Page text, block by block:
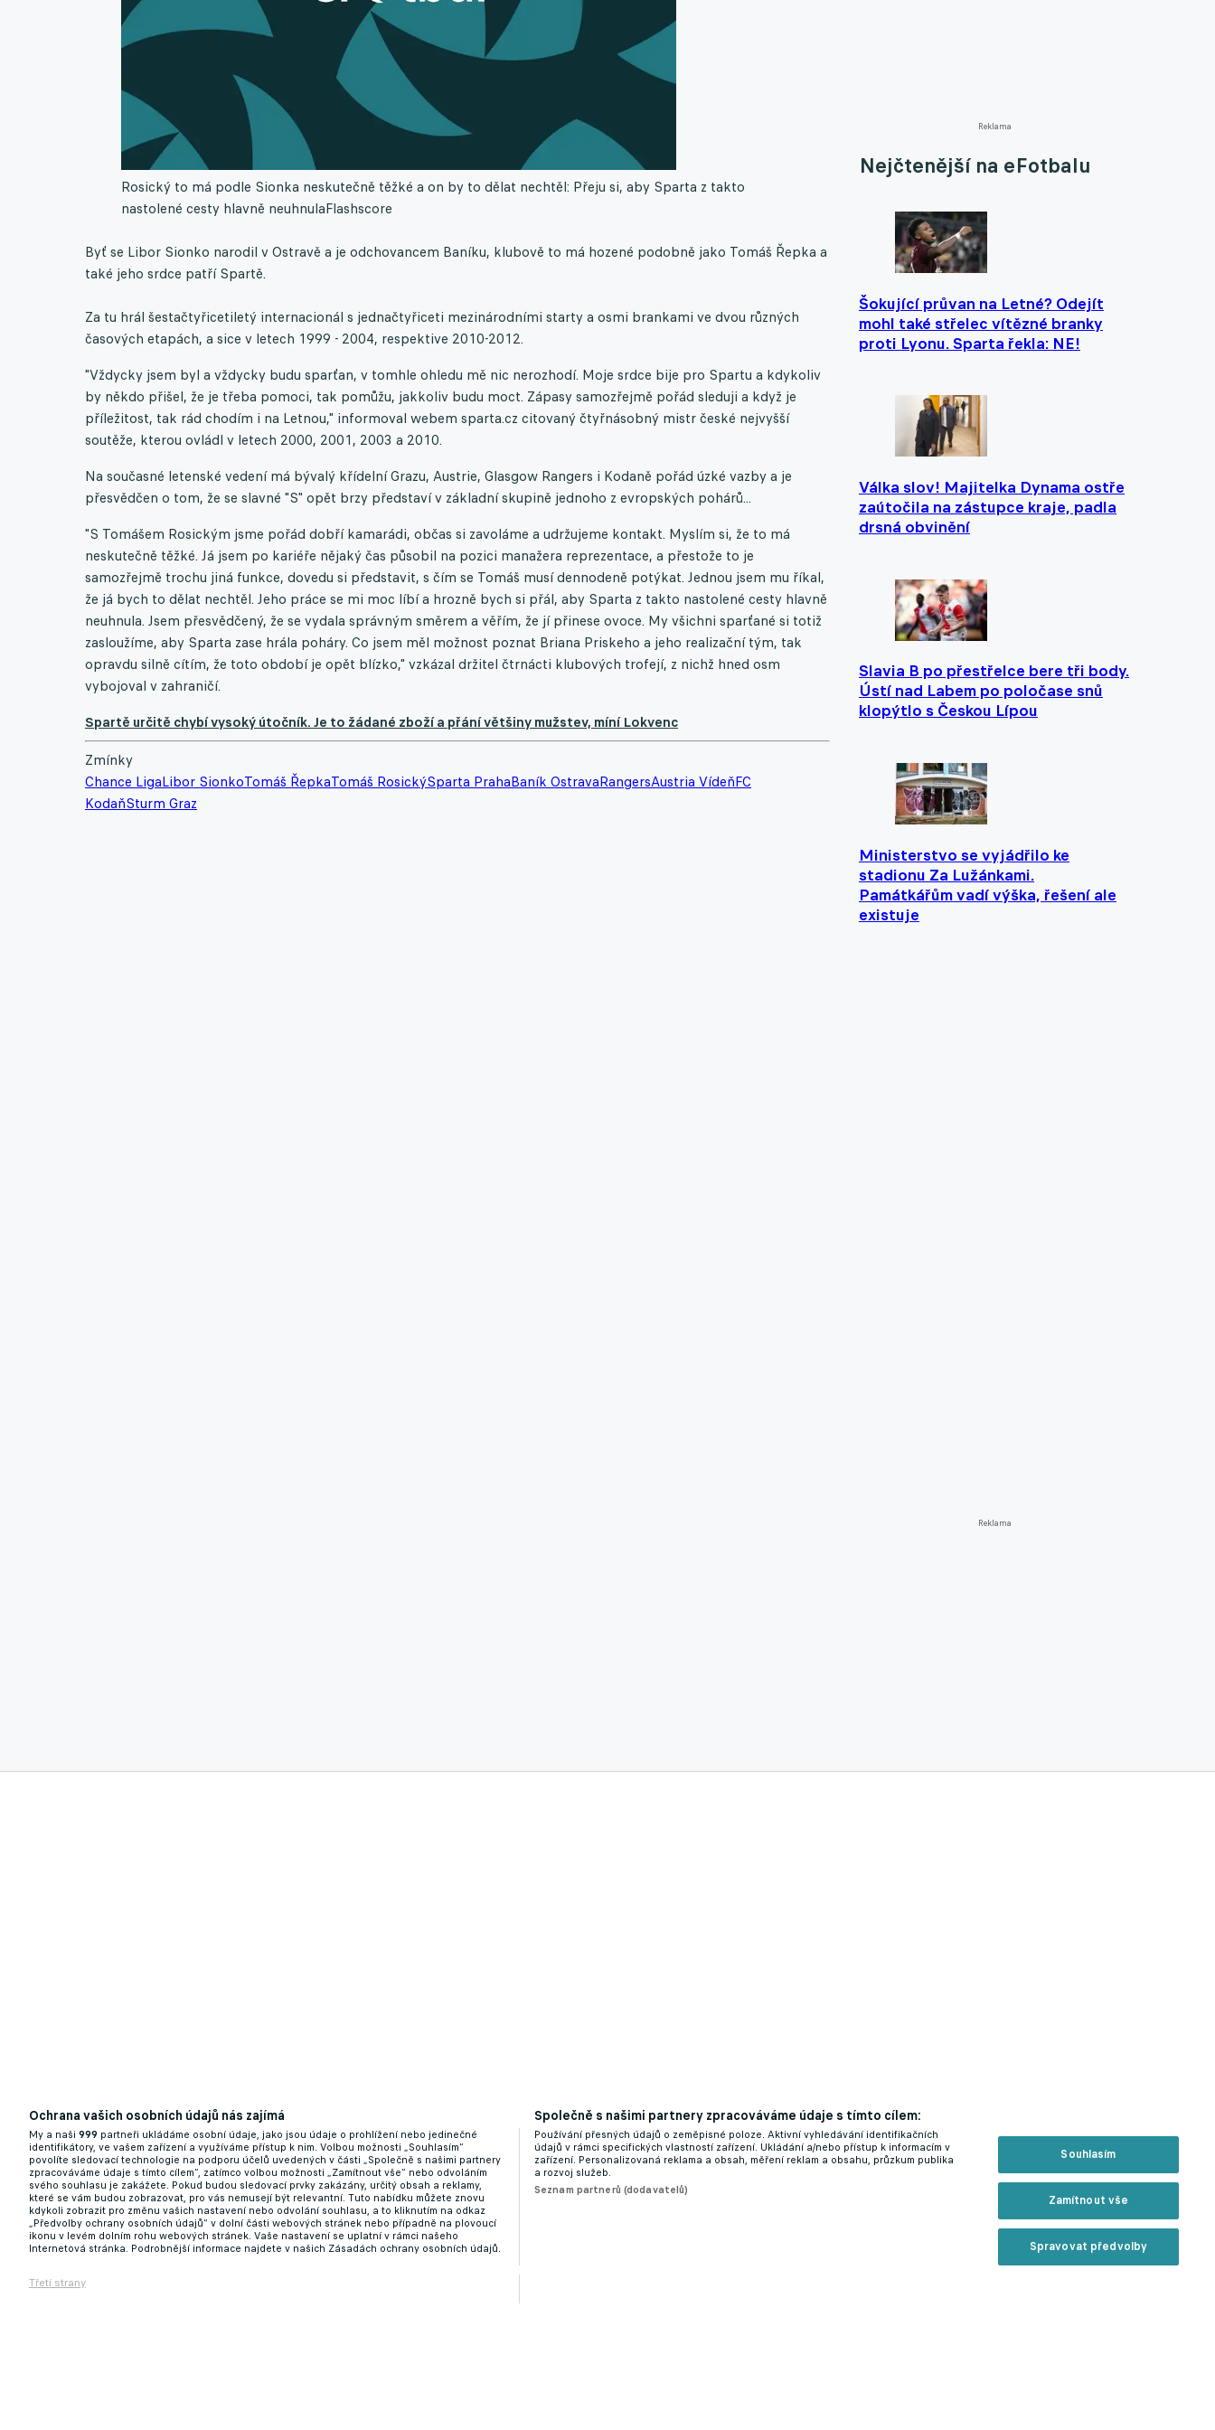
Reklama
Nejčtenější na eFotbalu
Šokující průvan na Letné? Odejít
mohl také střelec vítězné branky
proti Lyonu. Sparta řekla: NE!
Válka slov! Majitelka Dynama ostře
zaútočila na zástupce kraje, padla
drsná obvinění
Slavia B po přestřelce bere tři body.
Ústí nad Labem po poločase snů
klopýtlo s Českou Lípou
Ministerstvo se vyjádřilo ke
stadionu Za Lužánkami.
Památkářům vadí výška, řešení ale
existuje
Reklama
Rosický to má podle Sionka neskutečně těžké a on by to dělat nechtěl: Přeju si, aby Sparta z takto
nastolené cesty hlavně neuhnulaFlashscore
Byť se Libor Sionko narodil v Ostravě a je odchovancem Baníku, klubově to má hozené podobně jako Tomáš Řepka a
také jeho srdce patří Spartě.
Za tu hrál šestačtyřicetiletý internacionál s jednačtyřiceti mezinárodními starty a osmi brankami ve dvou různých
časových etapách, a sice v letech 1999 - 2004, respektive 2010-2012.
"Vždycky jsem byl a vždycky budu sparťan, v tomhle ohledu mě nic nerozhodí. Moje srdce bije pro Spartu a kdykoliv
by někdo přišel, že je třeba pomoci, tak pomůžu, jakkoliv budu moct. Zápasy samozřejmě pořád sleduji a když je
příležitost, tak rád chodím i na Letnou," informoval webem sparta.cz citovaný čtyřnásobný mistr české nejvyšší
soutěže, kterou ovládl v letech 2000, 2001, 2003 a 2010.
Na současné letenské vedení má bývalý křídelní Grazu, Austrie, Glasgow Rangers i Kodaně pořád úzké vazby a je
přesvědčen o tom, že se slavné "S" opět brzy představí v základní skupině jednoho z evropských pohárů...
"S Tomášem Rosickým jsme pořád dobří kamarádi, občas si zavoláme a udržujeme kontakt. Myslím si, že to má
neskutečně těžké. Já jsem po kariéře nějaký čas působil na pozici manažera reprezentace, a přestože to je
samozřejmě trochu jiná funkce, dovedu si představit, s čím se Tomáš musí dennodeně potýkat. Jednou jsem mu říkal,
že já bych to dělat nechtěl. Jeho práce se mi moc líbí a hrozně bych si přál, aby Sparta z takto nastolené cesty hlavně
neuhnula. Jsem přesvědčený, že se vydala správným směrem a věřím, že jí přinese ovoce. My všichni sparťané si totiž
zasloužíme, aby Sparta zase hrála poháry. Co jsem měl možnost poznat Briana Priskeho a jeho realizační tým, tak
opravdu silně cítím, že toto období je opět blízko," vzkázal držitel čtrnácti klubových trofejí, z nichž hned osm
vybojoval v zahraničí.
Spartě určitě chybí vysoký útočník. Je to žádané zboží a přání většiny mužstev, míní Lokvenc
Zmínky
Chance LigaLibor SionkoTomáš ŘepkaTomáš RosickýSparta PrahaBaník OstravaRangersAustria VídeňFC
KodaňSturm Graz
Ochrana vašich osobních údajů nás zajímá
My a naši 999 partneři ukládáme osobní údaje, jako jsou údaje o prohlížení nebo jedinečné
identifikátory, ve vašem zařízení a využíváme přístup k nim. Volbou možnosti „Souhlasím“
povolíte sledovací technologie na podporu účelů uvedených v části „Společně s našimi partnery
zpracováváme údaje s tímto cílem“, zatímco volbou možnosti „Zamítnout vše“ nebo odvoláním
svého souhlasu je zakážete. Pokud budou sledovací prvky zakázány, určitý obsah a reklamy,
které se vám budou zobrazovat, pro vás nemusejí být relevantní. Tuto nabídku můžete znovu
kdykoli zobrazit pro změnu vašich nastavení nebo odvolání souhlasu, a to kliknutím na odkaz
„Předvolby ochrany osobních údajů“ v dolní části webových stránek nebo případně na plovoucí
ikonu v levém dolním rohu webových stránek. Vaše nastavení se uplatní v rámci našeho
Internetová stránka. Podrobnější informace najdete v našich Zásadách ochrany osobních údajů.
Třetí strany
Společně s našimi partnery zpracováváme údaje s tímto cílem:
Používání přesných údajů o zeměpisné poloze. Aktivní vyhledávání identifikačních
údajů v rámci specifických vlastností zařízení. Ukládání a/nebo přístup k informacím v
zařízení. Personalizovaná reklama a obsah, měření reklam a obsahu, průzkum publika
a rozvoj služeb.
Seznam partnerů (dodavatelů)
Souhlasím
Zamítnout vše
Spravovat předvolby